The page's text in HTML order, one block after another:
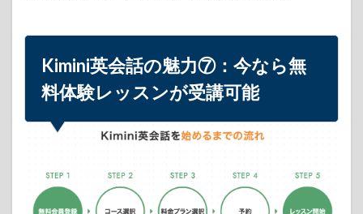
Kimini英会話の魅力⑦：今なら無
料体験レッスンが受講可能